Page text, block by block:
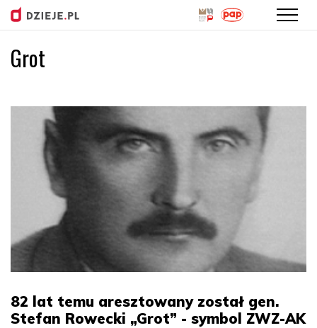
Grot
82 lat temu aresztowany został gen.
Stefan Rowecki „Grot” - symbol ZWZ-AK